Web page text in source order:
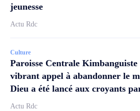
jeunesse
Actu Rdc
Culture
Paroisse Centrale
vibrant appel à abandonner le
Dieu a été lancé aux croyants
Actu Rdc